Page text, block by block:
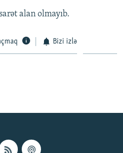
alan olmayıb.
Bizi izlə